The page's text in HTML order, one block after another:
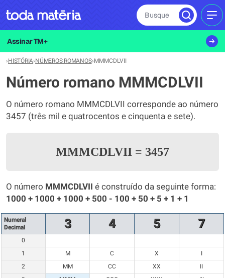
Busque
Assinar TM+
›HISTÓRIA›NÚMEROS ROMANOS›MMMCDLVII
Número romano MMMCDLVII
O número romano MMMCDLVII corresponde ao número
3457 (três mil e quatrocentos e cinquenta e sete).
MMMCDLVII = 3457
O número MMMCDLVII é construído da seguinte forma:
1000 + 1000 + 1000 + 500 - 100 + 50 + 5 + 1 + 1
Numeral
Decimal
3 4 5 7
0
1
M C X
I
2
MM CC XX
II